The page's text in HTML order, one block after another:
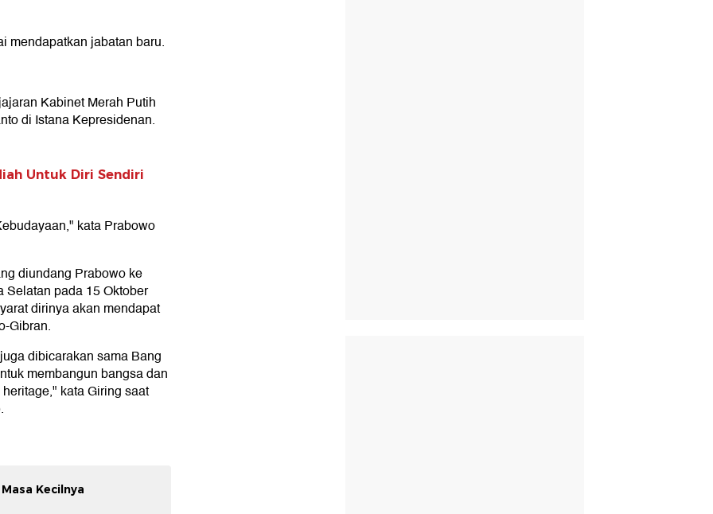
mendapatkan jabatan baru.
Kabinet Merah Putih
di Istana Kepresidenan.
Untuk Diri Sendiri
kata Prabowo
diundang Prabowo ke
Selatan pada 15 Oktober
dirinya akan mendapat
Gibran.
dibicarakan sama Bang
membangun bangsa dan
kata Giring saat
Kecilnya